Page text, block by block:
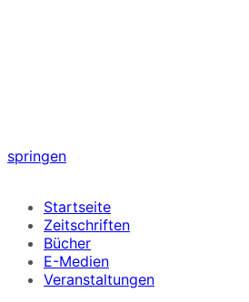
springen
Startseite
Zeitschriften
Bücher
E-Medien
Veranstaltungen